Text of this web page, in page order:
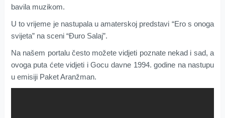
bavila muzikom.
U to vrijeme je nastupala u amaterskoj predstavi “Ero s onoga
svijeta” na sceni “Đuro Salaj”.
Na našem portalu često možete vidjeti poznate nekad i sad, a
ovoga puta ćete vidjeti i Gocu davne 1994. godine na nastupu
u emisiji Paket Aranžman.